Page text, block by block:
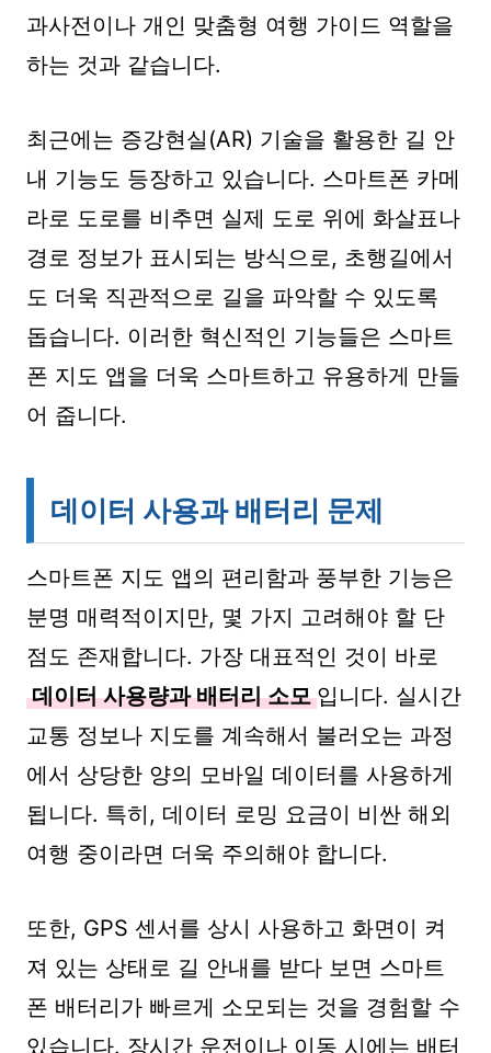
과사전이나 개인 맞춤형 여행 가이드 역할을
하는 것과 같습니다.
최근에는 증강현실(AR) 기술을 활용한 길 안
내 기능도 등장하고 있습니다. 스마트폰 카메
라로 도로를 비추면 실제 도로 위에 화살표나
경로 정보가 표시되는 방식으로, 초행길에서
도 더욱 직관적으로 길을 파악할 수 있도록
돕습니다. 이러한 혁신적인 기능들은 스마트
폰 지도 앱을 더욱 스마트하고 유용하게 만들
어 줍니다.
데이터 사용과 배터리 문제
스마트폰 지도 앱의 편리함과 풍부한 기능은
분명 매력적이지만, 몇 가지 고려해야 할 단
점도 존재합니다. 가장 대표적인 것이 바로
데이터 사용량과 배터리 소모 입니다. 실시간
교통 정보나 지도를 계속해서 불러오는 과정
에서 상당한 양의 모바일 데이터를 사용하게
됩니다. 특히, 데이터 로밍 요금이 비싼 해외
여행 중이라면 더욱 주의해야 합니다.
또한, GPS 센서를 상시 사용하고 화면이 켜
져 있는 상태로 길 안내를 받다 보면 스마트
폰 배터리가 빠르게 소모되는 것을 경험할 수
있습니다. 장시간 운전이나 이동 시에는 배터